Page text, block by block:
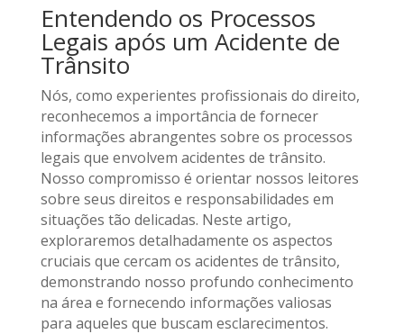
Entendendo os Processos
Legais após um Acidente de
Trânsito
Nós, como experientes profissionais do direito,
reconhecemos a importância de fornecer
informações abrangentes sobre os processos
legais que envolvem acidentes de trânsito.
Nosso compromisso é orientar nossos leitores
sobre seus direitos e responsabilidades em
situações tão delicadas. Neste artigo,
exploraremos detalhadamente os aspectos
cruciais que cercam os acidentes de trânsito,
demonstrando nosso profundo conhecimento
na área e fornecendo informações valiosas
para aqueles que buscam esclarecimentos.